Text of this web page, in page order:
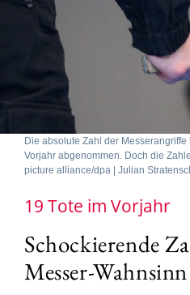
Die absolute Zahl der
Vorjahr abgenommen. Doch die
picture alliance/dpa | Julian
19 Tote im Vorjahr
Schockierende
Messer-